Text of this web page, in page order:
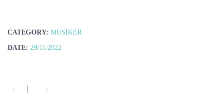
CATEGORY: MUSIKER
DATE: 29/11/2022